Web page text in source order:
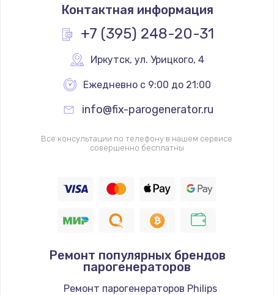
Контактная информация
+7 (395) 248-20-31
Иркутск, ул. Урицкого, 4
Ежедневно с 9:00 до 21:00
info@fix-parogenerator.ru
Все консультации по телефону в нашем сервисе
совершенно бесплатны
Ремонт популярных брендов
парогенераторов
Ремонт парогенераторов Philips